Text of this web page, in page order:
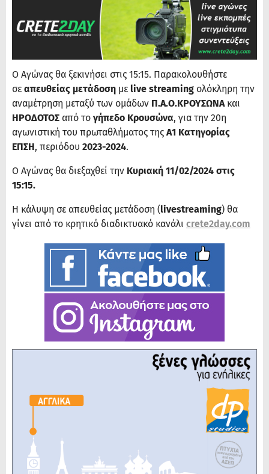
Ο Αγώνας θα ξεκινήσει στις 15:15. Παρακολουθήστε
σε απευθείας μετάδοση με live streaming ολόκληρη την
αναμέτρηση μεταξύ των ομάδων Π.Α.Ο.ΚΡΟΥΣΩΝΑ και
ΗΡΟΔΟΤΟΣ από το γήπεδο Κρουσώνα, για την 20η
αγωνιστική του πρωταθλήματος της Α1 Κατηγορίας
ΕΠΣΗ, περιόδου 2023-2024.
Ο Αγώνας θα διεξαχθεί την Κυριακή 11/02/2024 στις
15:15.
Η κάλυψη σε απευθείας μετάδοση (livestreaming) θα
γίνει από το κρητικό διαδικτυακό κανάλι crete2day.com